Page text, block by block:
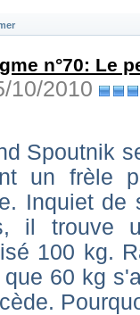
n°70: Le
10/2010
Spoutnik
un frèle
Inquiet de
il trouve
100 kg.
que 60 kg